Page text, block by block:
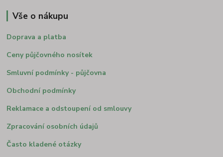
Vše o nákupu
Doprava a platba
Ceny půjčovného nosítek
Smluvní podmínky - půjčovna
Obchodní podmínky
Reklamace a odstoupení od smlouvy
Zpracování osobních údajů
Často kladené otázky